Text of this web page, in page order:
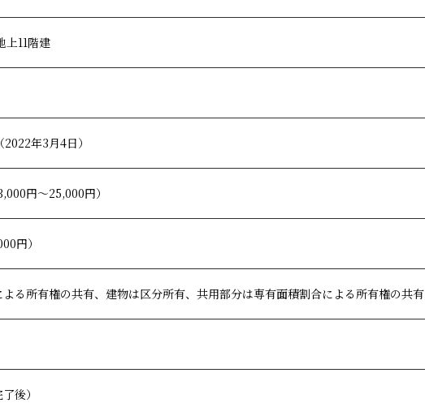
上11階建
年3月4日）
円～25,000円）
円）
る所有権の共有、建物は区分所有、共用部分は専有面積割合による所有権の共有
後）